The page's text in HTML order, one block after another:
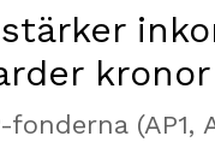
kronor
(AP1,